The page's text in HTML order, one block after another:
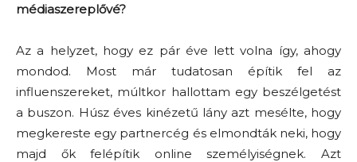
médiaszereplővé?
Az a helyzet, hogy ez pár éve lett volna így, ahogy
mondod. Most már tudatosan építik fel az
influenszereket, múltkor hallottam egy beszélgetést
a buszon. Húsz éves kinézetű lány azt mesélte, hogy
megkereste egy partnercég és elmondták neki, hogy
majd ők felépítik online személyiségnek. Azt